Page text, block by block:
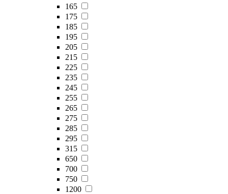
165
175
185
195
205
215
225
235
245
255
265
275
285
295
315
650
700
750
1200